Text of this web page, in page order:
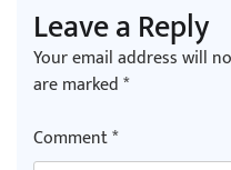
Leave a Reply
Your email address will
are marked*
Comment*